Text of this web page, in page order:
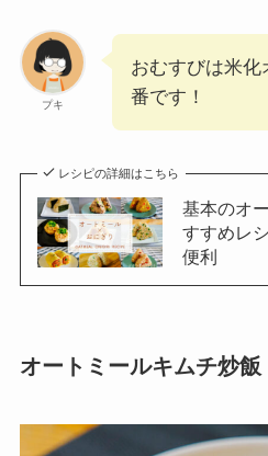
プキ
おむすびは米化
番です！
レシピの詳細はこちら
基本のオ
すすめレ
便利
オートミールキムチ炒飯